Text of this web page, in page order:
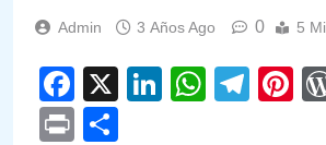
Admin 3 Años Ago 0 5
Facebook
X LinkedIn
Print